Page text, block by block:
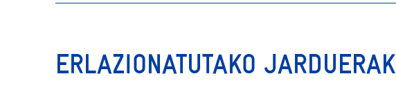
ERLAZIONATUTAKO JARDUERAK